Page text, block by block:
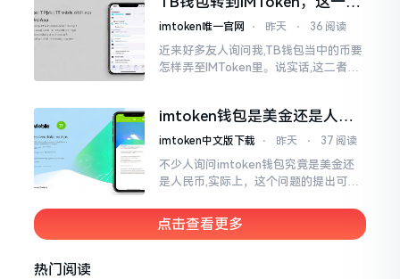
别走错
imtoken唯一官网 ⋅ 昨天 ⋅ 36 阅读
近来好多友人询问我,TB钱包当中的币要
怎样弄至IMToken里。说实话,这二者皆
就迷糊了
imtoken钱包是美金还是人民
币？其实它是个“多面手”
imtoken中文版下载 ⋅ 昨天 ⋅ 37 阅读
不少人询问imtoken钱包究竟是美金还
是人民币,实际上，这个问题的提出可谓
就不会去发行属于自身的货币,它仅仅是
一个“钱包”而已
点击查看更多
热门阅读